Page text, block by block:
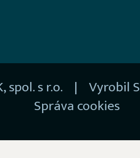
spol. s r.o. | Vyrobil
Správa cookies